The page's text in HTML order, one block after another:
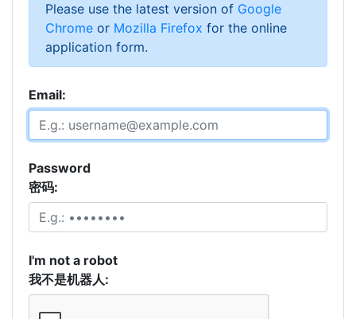
Please use the latest version of Google
Chrome or Mozilla Firefox for the online
application form.
Email:
Password
密码:
I'm not a robot
我不是机器人: